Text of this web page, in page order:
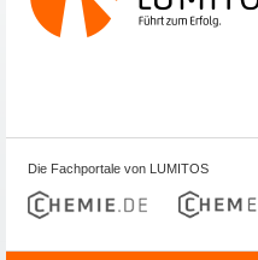
Die Fachportale von LUMITOS